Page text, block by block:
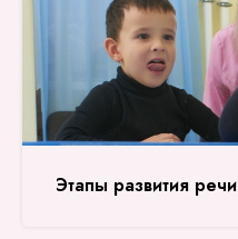
Этапы развития речи